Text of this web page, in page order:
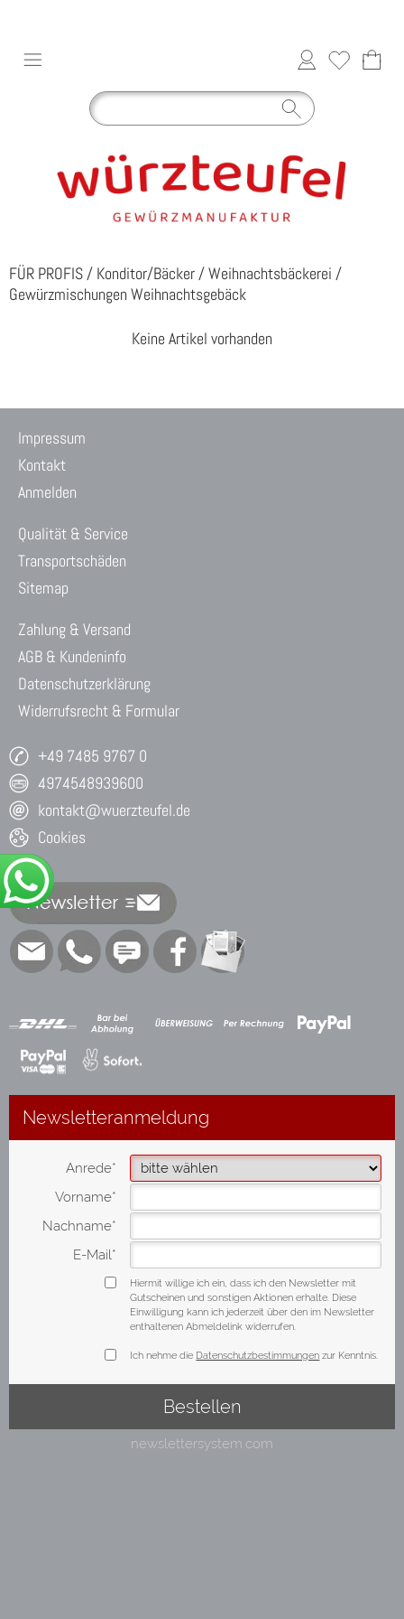
FÜR PROFIS / Konditor/Bäcker /Weihnachtsbäckerei /
Gewürzmischungen Weihnachtsgebäck
Keine Artikel vorhanden
Impressum
Kontakt
Anmelden
Qualität & Service
Transportschäden
Sitemap
Zahlung & Versand
AGB & Kundeninfo
Datenschutzerklärung
Widerrufsrecht & Formular
+49 7485 9767 0
4974548939600
kontakt@wuerzteufel.de
Cookies